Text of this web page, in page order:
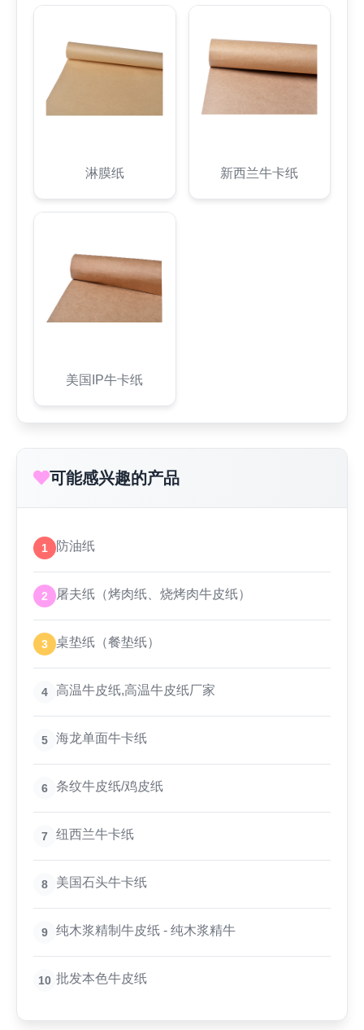
淋膜纸 新西兰牛卡纸
美国IP牛卡纸
可能感兴趣的产品
1 防油纸
2 屠夫纸（烤肉纸、烧烤肉牛皮纸）
3 桌垫纸（餐垫纸）
4 高温牛皮纸,高温牛皮纸厂家
5 海龙单面牛卡纸
6 条纹牛皮纸/鸡皮纸
7 纽西兰牛卡纸
8 美国石头牛卡纸
9 纯木浆精制牛皮纸 - 纯木浆精牛
10 批发本色牛皮纸